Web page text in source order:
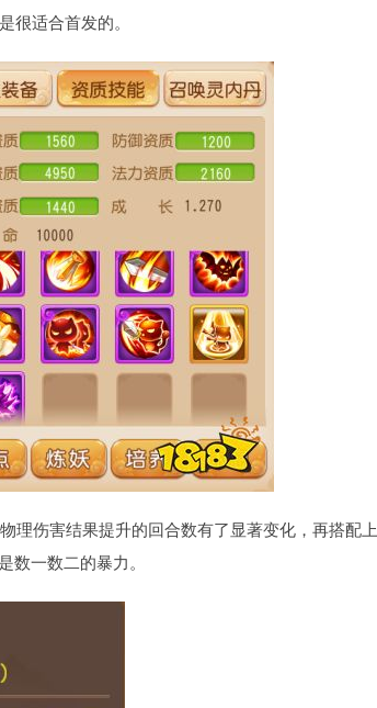
很适合首发的。
理伤害结果提升的回合数有了显著变化，再搭配上
数一数二的暴力。